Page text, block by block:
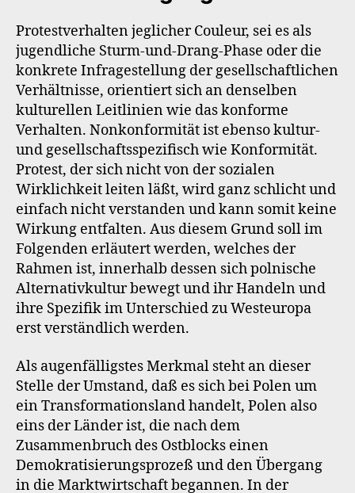
Protestverhalten jeglicher Couleur, sei es als
jugendliche Sturm-und-Drang-Phase oder die
konkrete Infragestellung der gesellschaftlichen
Verhältnisse, orientiert sich an denselben
kulturellen Leitlinien wie das konforme
Verhalten. Nonkonformität ist ebenso kultur-
und gesellschaftsspezifisch wie Konformität.
Protest, der sich nicht von der sozialen
Wirklichkeit leiten läßt, wird ganz schlicht und
einfach nicht verstanden und kann somit keine
Wirkung entfalten. Aus diesem Grund soll im
Folgenden erläutert werden, welches der
Rahmen ist, innerhalb dessen sich polnische
Alternativkultur bewegt und ihr Handeln und
ihre Spezifik im Unterschied zu Westeuropa
erst verständlich werden.
Als augenfälligstes Merkmal steht an dieser
Stelle der Umstand, daß es sich bei Polen um
ein Transformationsland handelt, Polen also
eins der Länder ist, die nach dem
Zusammenbruch des Ostblocks einen
Demokratisierungsprozeß und den Übergang
in die Marktwirtschaft begannen. In der